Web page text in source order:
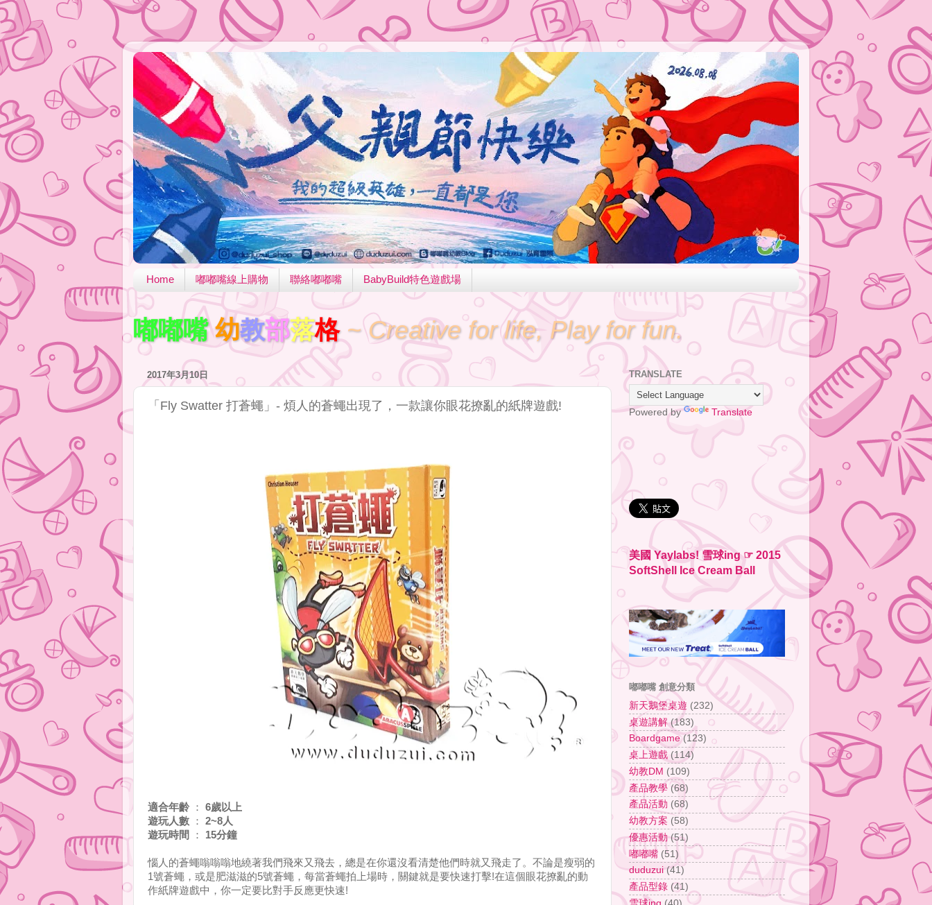
Home 嘟嘟嘴線上購物 聯絡嘟嘟嘴 BabyBuild特色遊戲場
嘟嘟嘴 幼教部落格 ~ Creative for life, Play for fun.
2017年3月10日
「Fly Swatter 打蒼蠅」- 煩人的蒼蠅出現了，一款讓你眼花撩亂的紙牌遊戲!
適合年齡 ： 6歲以上
遊玩人數 ： 2~8人
遊玩時間
： 15分鐘
惱人的蒼蠅嗡嗡嗡地繞著我們飛來又飛去，總是在你還沒看清楚他們時就又飛走了。不論是瘦弱的
1號蒼蠅，或是肥滋滋的5號蒼蠅，每當蒼蠅拍上場時，關鍵就是要快速打擊!在這個眼花撩亂的動
作紙牌遊戲中，你一定要比對手反應更快速!
TRANSLATE
Powered by Translate
美國 Yaylabs! 雪球ing ☞ 2015
SoftShell Ice Cream Ball
嘟嘟嘴 創意分類
新天鵝堡桌遊 (232)
桌遊講解 (183)
Boardgame (123)
桌上遊戲 (114)
幼教DM (109)
產品教學 (68)
產品活動 (68)
幼教方案 (58)
優惠活動 (51)
嘟嘟嘴 (51)
duduzui (41)
產品型錄 (41)